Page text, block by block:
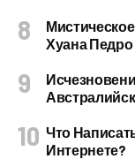
Хуана
Что
Интернете?